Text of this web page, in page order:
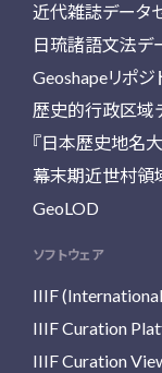
近代雑誌データ
日琉諸語文法デ
Geoshapeリポジ
歴史的行政区域
『日本歴史地名
幕末期近世村領
GeoLOD
ソフトウェア
IIIF
IIIF Curation
IIIF Curation